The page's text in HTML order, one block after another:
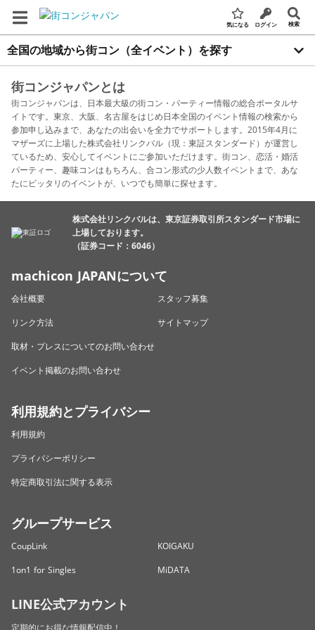
気になる ログイン 検索
全国の地域から街コン（全イベント）を探す
街コンジャパンとは
街コンジャパンは、日本最大級の街コン・パーティー情報の総合ポータルサ
イトです。東京、大阪、名古屋をはじめ日本全国のイベント情報の検索から
参加申し込みまで、あなたの出会いを全力でサポートします。2015年4月に
マザーズに上場した株式会社リンクバル（現：東証スタンダード）が運営し
ているため、安心してイベントにご参加いただけます。街コン、恋活・婚活
パーティー、趣味コンはもちろん、合コン形式の少人数イベントまで、あな
たにピッタリのイベントが、いつでも簡単に探せます。
株式会社リンクバルは、東京証券取引所スタンダード市場に
上場しております。
（証券コード：6046）
machicon JAPANについて
会社概要
スタッフ募集
リンク方法
サイトマップ
取材・プレスについてのお問い合わせ
イベント掲載のお問い合わせ
利用規約とプライバシー
利用規約
プライバシーポリシー
特定商取引法に関する表示
グループサービス
CoupLink
KOIGAKU
1on1 for Singles
MiDATA
LINE公式アカウント
定期的にお得な情報配信中！